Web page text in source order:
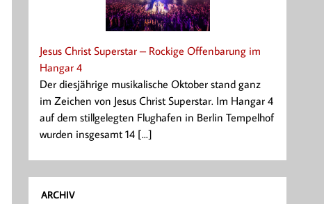
Jesus Christ Superstar – Rockige Offenbarung im
Hangar 4
Der diesjährige musikalische Oktober stand ganz
im Zeichen von Jesus Christ Superstar. Im Hangar 4
auf dem stillgelegten Flughafen in Berlin Tempelhof
wurden insgesamt 14 [...]
ARCHIV